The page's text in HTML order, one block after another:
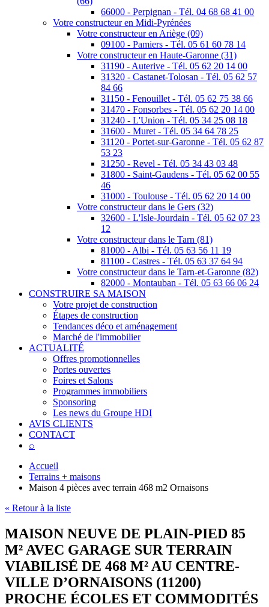
66000 - Perpignan - Tél. 04 68 68 41 00
Votre constructeur en Midi-Pyrénées
Votre constructeur en Ariège (09)
09100 - Pamiers - Tél. 05 61 60 78 14
Votre constructeur en Haute-Garonne (31)
31190 - Auterive - Tél. 05 62 20 14 00
31320 - Castanet-Tolosan - Tél. 05 62 57
84 66
31150 - Fenouillet - Tél. 05 62 75 38 66
31470 - Fonsorbes - Tél. 05 62 20 14 00
31240 - L'Union - Tél. 05 34 25 08 18
31600 - Muret - Tél. 05 34 64 78 25
31120 - Portet-sur-Garonne - Tél. 05 62 87
53 23
31250 - Revel - Tél. 05 34 43 03 48
31800 - Saint-Gaudens - Tél. 05 62 00 55
46
31000 - Toulouse - Tél. 05 62 20 14 00
Votre constructeur dans le Gers (32)
32600 - L'Isle-Jourdain - Tél. 05 62 07 23
12
Votre constructeur dans le Tarn (81)
81000 - Albi - Tél. 05 63 56 11 19
81100 - Castres - Tél. 05 63 37 64 94
Votre constructeur dans le Tarn-et-Garonne (82)
82000 - Montauban - Tél. 05 63 66 06 24
CONSTRUIRE SA MAISON
Votre projet de construction
Étapes de construction
Tendances déco et aménagement
Marché de l'immobilier
ACTUALITÉ
Offres promotionnelles
Portes ouvertes
Foires et Salons
Programmes immobiliers
Sponsoring
Les news du Groupe HDI
AVIS CLIENTS
CONTACT
⌕
Accueil
Terrains + maisons
Maison 4 pièces avec terrain 468 m2 Ornaisons
« Retour à la liste
MAISON NEUVE DE PLAIN-PIED 85
M² AVEC GARAGE SUR TERRAIN
VIABILISÉ DE 468 M² AU CENTRE-
VILLE D’ORNAISONS (11200)
PROCHE ÉCOLES ET COMMODITÉS